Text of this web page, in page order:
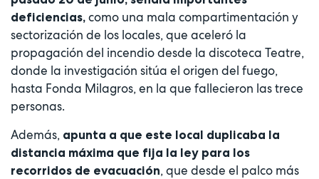
deficiencias, como una mala compartimentación y
sectorización de los locales, que aceleró la
propagación del incendio desde la discoteca Teatre,
donde la investigación sitúa el origen del fuego,
hasta Fonda Milagros, en la que fallecieron las trece
personas.
Además, apunta a que este local duplicaba la
distancia máxima que fija la ley para los
recorridos de evacuación, que desde el palco más